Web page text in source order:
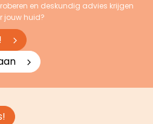
en deskundig advies krijgen
jouw huid?